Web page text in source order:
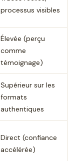
processus visibles
Élevée (perçu
comme
témoignage)
Supérieur sur les
formats
authentiques
Direct (confiance
accélérée)